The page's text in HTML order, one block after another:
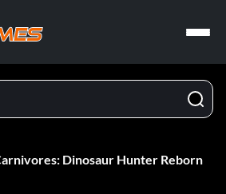
Dinosaur Hunter Reborn